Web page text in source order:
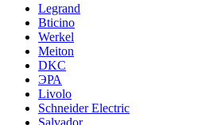
Legrand
Bticino
Werkel
Meiton
DKC
ЭРА
Livolo
Schneider Electric
Salvador